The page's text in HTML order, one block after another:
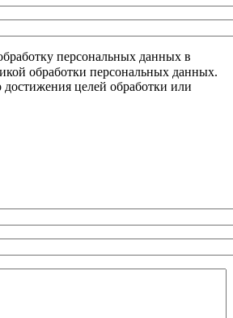
персональных данных в
обработки персональных данных.
достижения целей обработки или